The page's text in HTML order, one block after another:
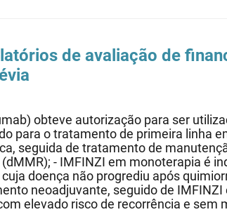
de avaliação de
obteve autorização para ser
para o tratamento de primeira linha
seguida de tratamento de
- IMFINZI em monoterapia é
doença não progrediu após
neoadjuvante, seguido de
elevado risco de recorrência e